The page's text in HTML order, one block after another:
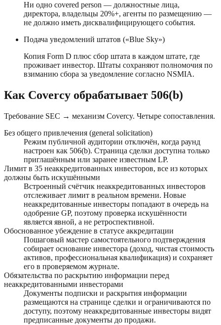
Ни одно covered person — должностные лица,
директора, владельцы 20%+, агенты по размещению —
не должно иметь дисквалифицирующего события.
Подача уведомлений штатов («Blue Sky»)
Копия Form D плюс сбор штата в каждом штате, где
проживает инвестор. Штаты сохраняют полномочия по
взиманию сбора за уведомление согласно NSMIA.
Как Covercy обрабатывает 506(b)
Требование SEC → механизм Covercy. Четыре сопоставления.
Без общего привлечения (general solicitation)
Режим публичной аудитории отключён, когда раунд
настроен как 506(b). Страница сделки доступна только
приглашённым или заранее известным LP.
Лимит в 35 неаккредитованных инвесторов, все из которых
должны быть искушёнными
Встроенный счётчик неаккредитованных инвесторов
отслеживает лимит в реальном времени. Новые
неаккредитованные инвесторы попадают в очередь на
одобрение GP, поэтому проверка искушённости
является явной, а не ретроспективной.
Обоснованное убеждение в статусе аккредитации
Пошаговый мастер самостоятельного подтверждения
собирает основание инвестора (доход, чистая стоимость
активов, профессиональная квалификация) и сохраняет
его в проверяемом журнале.
Обязательства по раскрытию информации перед
неаккредитованными инвесторами
Документы подписки и раскрытия информации
размещаются на странице сделки и ограничиваются по
доступу, поэтому неаккредитованные инвесторы видят
предписанные документы до продажи.